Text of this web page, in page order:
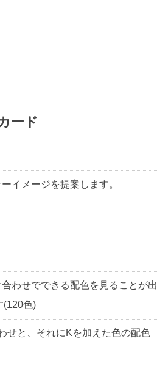
ード
イメージを提案します。
わせでできる配色を見ることが出
(120色)
せと、それにKを加えた色の配色